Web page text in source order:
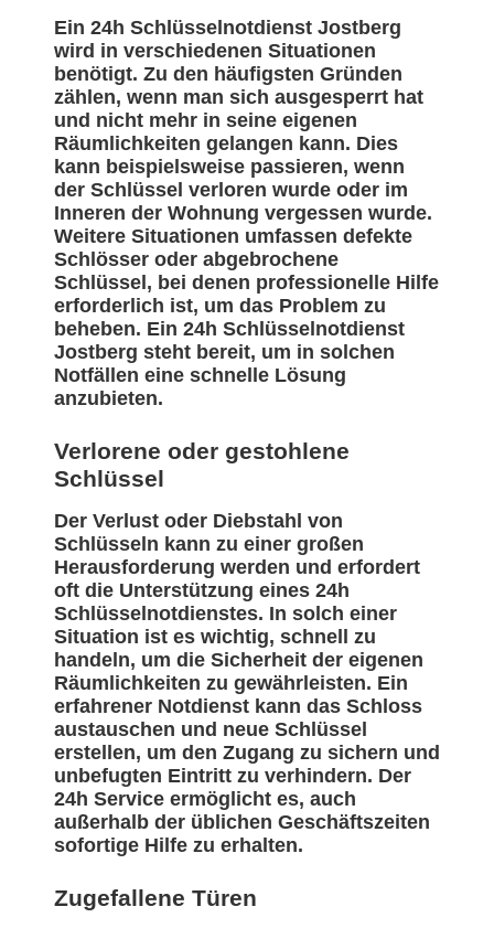
Ein 24h Schlüsselnotdienst Jostberg
wird in verschiedenen Situationen
benötigt. Zu den häufigsten Gründen
zählen, wenn man sich ausgesperrt hat
und nicht mehr in seine eigenen
Räumlichkeiten gelangen kann. Dies
kann beispielsweise passieren, wenn
der Schlüssel verloren wurde oder im
Inneren der Wohnung vergessen wurde.
Weitere Situationen umfassen defekte
Schlösser oder abgebrochene
Schlüssel, bei denen professionelle Hilfe
erforderlich ist, um das Problem zu
beheben. Ein 24h Schlüsselnotdienst
Jostberg steht bereit, um in solchen
Notfällen eine schnelle Lösung
anzubieten.
Verlorene oder gestohlene
Schlüssel
Der Verlust oder Diebstahl von
Schlüsseln kann zu einer großen
Herausforderung werden und erfordert
oft die Unterstützung eines 24h
Schlüsselnotdienstes. In solch einer
Situation ist es wichtig, schnell zu
handeln, um die Sicherheit der eigenen
Räumlichkeiten zu gewährleisten. Ein
erfahrener Notdienst kann das Schloss
austauschen und neue Schlüssel
erstellen, um den Zugang zu sichern und
unbefugten Eintritt zu verhindern. Der
24h Service ermöglicht es, auch
außerhalb der üblichen Geschäftszeiten
sofortige Hilfe zu erhalten.
Zugefallene Türen